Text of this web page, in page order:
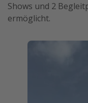
Shows und 2
ermöglicht.